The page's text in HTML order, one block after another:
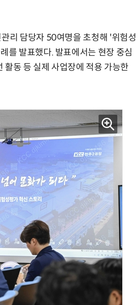
리 담당자 50여명을 초청해 '위험성
를 발표했다. 발표에서는 현장 중심
활동 등 실제 사업장에 적용 가능한